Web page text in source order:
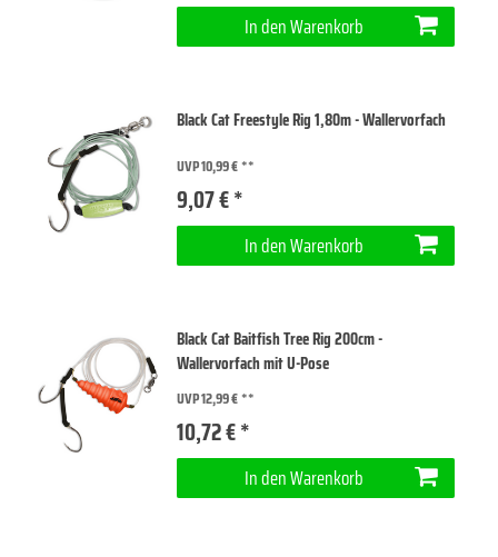
In den Warenkorb
Black Cat Freestyle Rig 1,80m - Wallervorfach
UVP 10,99 €
9,07 € *
In den Warenkorb
Black Cat Baitfish Tree Rig 200cm -
Wallervorfach mit U-Pose
UVP 12,99 €
10,72 € *
In den Warenkorb